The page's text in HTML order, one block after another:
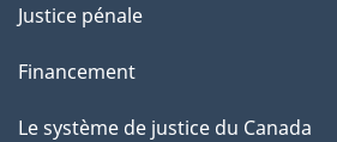
Justice pénale
Financement
Le système de justice du Canada